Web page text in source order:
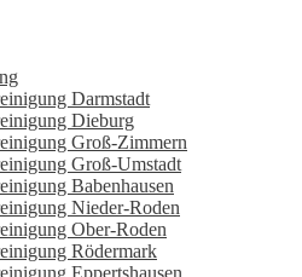
Darmstadt
Dieburg
Groß-Zimmern
Groß-Umstadt
Babenhausen
Nieder-Roden
Ober-Roden
Rödermark
Eppertshausen